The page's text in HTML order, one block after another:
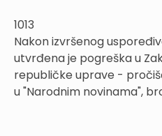
1013
Nakon izvršenog
utvrđena je pogreška u
republičke uprave -
u "Narodnim novinama",